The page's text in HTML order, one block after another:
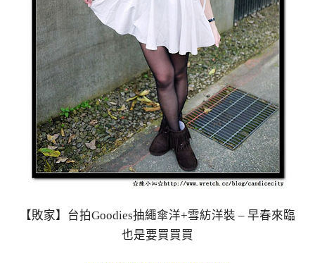
【敗家】台拍Goodies抽繩傘洋+雪紡洋裝 – 早春來臨
也是要買買買